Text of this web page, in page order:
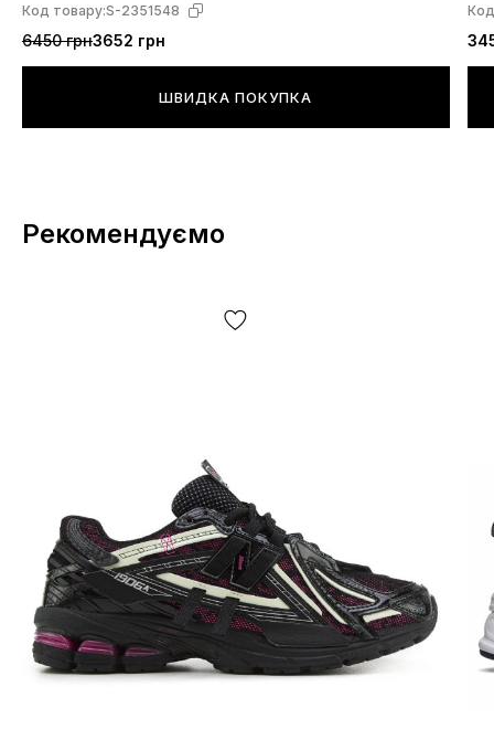
Код товару:S-2351548
6450 грн3652 грн
ШВИДКА ПОКУПКА
Рекомендуємо